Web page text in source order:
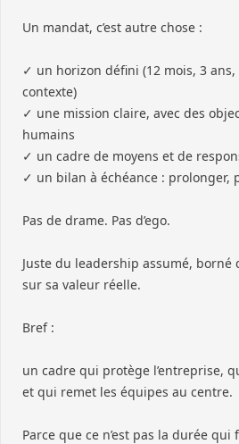
Un mandat, c’est autre chose :
✓ un horizon défini (12 mois, 3 ans,
contexte)
✓ une mission claire, avec des
humains
✓ un cadre de moyens et de
✓ un bilan à échéance : prolonger,
Pas de drame. Pas d’ego.
Juste du leadership assumé, borné
sur sa valeur réelle.
Bref :
un cadre qui protège l’entreprise,
et qui remet les équipes au centre.
Parce que ce n’est pas la durée